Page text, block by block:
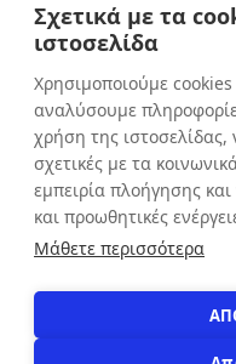
Σχετικά με τα
ιστοσελίδα
Χρησιμοποιούμε
αναλύσουμε
χρήση της ιστοσελίδας,
σχετικές με τα
εμπειρία πλοήγησης
και προωθητικές
Μάθετε περισσότερα